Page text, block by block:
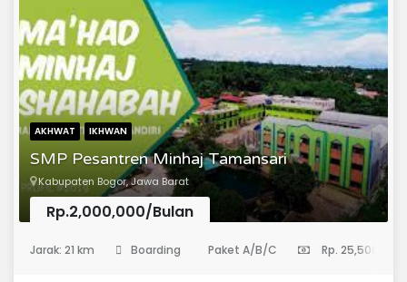
AKHWAT IKHWAN
SMP Pesantren Minhaj Tamansari
Kabupaten Bogor, Jawa Barat
Rp.2,000,000/Bulan
Jarak: 21 km Boarding Paket A/B/C Rp. 25,500,000